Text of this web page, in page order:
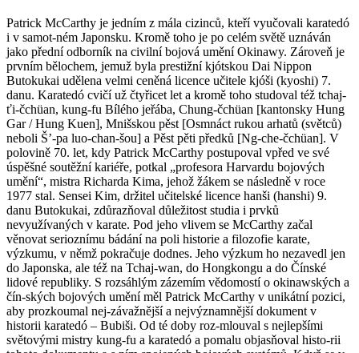
Patrick McCarthy je jedním z mála cizinců, kteří vyučovali karatedó
i v samot-ném Japonsku. Kromě toho je po celém světě uznáván
jako přední odborník na civilní bojová umění Okinawy. Zároveň je
prvním bělochem, jemuž byla prestižní kjótskou Dai Nippon
Butokukai udělena velmi ceněná licence učitele kjóši (kyoshi) 7.
danu. Karatedó cvičí už čtyřicet let a kromě toho studoval též tchaj-
ťi-čchüan, kung-fu Bílého jeřába, Chung-čchüan [kantonsky Hung
Gar / Hung Kuen], Mnišskou pěst [Osmnáct rukou arhatů (světců)
neboli Š’-pa luo-chan-šou] a Pěst pěti předků [Ng-che-čchüan]. V
polovině 70. let, kdy Patrick McCarthy postupoval vpřed ve své
úspěšné soutěžní kariéře, potkal „profesora Harvardu bojových
umění“, mistra Richarda Kima, jehož žákem se následně v roce
1977 stal. Sensei Kim, držitel učitelské licence hanši (hanshi) 9.
danu Butokukai, zdůrazňoval důležitost studia i prvků
nevyužívaných v karate. Pod jeho vlivem se McCarthy začal
věnovat serioznímu bádání na poli historie a filozofie karate,
výzkumu, v němž pokračuje dodnes. Jeho výzkum ho nezavedl jen
do Japonska, ale též na Tchaj-wan, do Hongkongu a do Čínské
lidové republiky. S rozsáhlým zázemím vědomostí o okinawských a
čín-ských bojových umění měl Patrick McCarthy v unikátní pozici,
aby prozkoumal nej-závažnější a nejvýznamnější dokument v
historii karatedó – Bubiši. Od té doby roz-mlouval s nejlepšími
světovými mistry kung-fu a karatedó a pomalu objasňoval histo-rii